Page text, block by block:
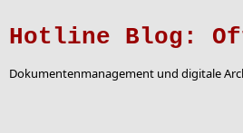
Hotline Blog:
Dokumentenmanagement und digitale